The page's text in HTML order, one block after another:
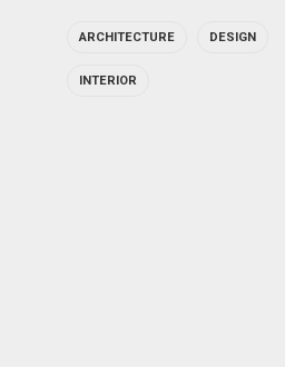
ARCHITECTURE DESIGN
INTERIOR